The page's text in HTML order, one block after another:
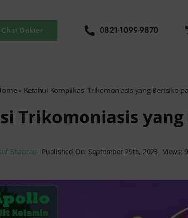
Chat Dokter 0821-1099-9870
» Ketahui Komplikasi Trikomoniasis yang Berisiko
Trikomoniasis
Shabran Published On: September 29th, 2023 Views: